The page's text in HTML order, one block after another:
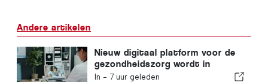
Andere artikelen
Nieuw digitaal platform voor de
gezondheidszorg wordt in
Portugal gelanceerd
In - 7 uur geleden